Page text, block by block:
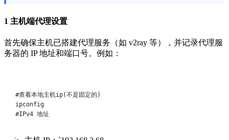
1 ​ ​主机端代理设置​
首先确保主机已搭建代理服务（如 v2ray 等），并记录代理服
务器的 IP 地址和端口号。例如：
#查看本地主机ip(不是固定的)
ipconfig
#IPv4 地址